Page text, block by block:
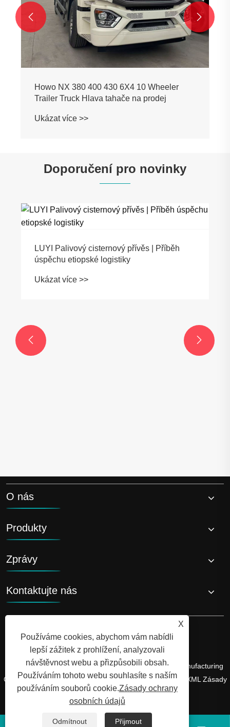
Howo NX 380 400 430 6X4 10 Wheeler
Trailer Truck Hlava tahače na prodej
Ukázat více >>
 
Doporučení pro novinky
LUYI Palivový cisternový přívěs | Příběh
úspěchu etiopské logistiky
Ukázat více >>
 
O nás
Produkty
Zprávy
Kontaktujte nás
Copyright © 2026 Shandong Luyi Dedicated Vehicle Manufacturing
Co., Ltd. Všechna práva vyhrazena.Links Sitemap RSS XML Zásady
ochrany osobních údajů
X
Používáme cookies, abychom vám nabídli
lepší zážitek z prohlížení, analyzovali
návštěvnost webu a přizpůsobili obsah.
Používáním tohoto webu souhlasíte s naším
používáním souborů cookie.Zásady ochrany
osobních údajů
Odmítnout Přijmout